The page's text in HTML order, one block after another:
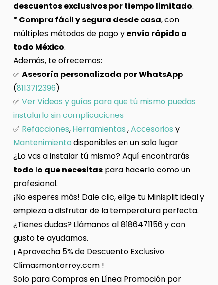
descuentos exclusivos por tiempo limitado.
* Compra fácil y segura desde casa, con
múltiples métodos de pago y envío rápido a
todo México.
Además, te ofrecemos:
✅ Asesoría personalizada por WhatsApp
(8113712396)
✅ Ver Videos y guías para que tú mismo puedas
instalarlo sin complicaciones
✅ Refacciones, Herramientas ,Accesorios y
Mantenimiento disponibles en un solo lugar
¿Lo vas a instalar tú mismo? Aquí encontrarás
todo lo que necesitas para hacerlo como un
profesional.
¡No esperes más! Dale clic, elige tu Minisplit ideal y
empieza a disfrutar de la temperatura perfecta.
¿Tienes dudas? Llámanos al 8186471156 y con
gusto te ayudamos.
¡ Aprovecha 5% de Descuento Exclusivo
Climasmonterrey.com !
Solo para Compras en Línea Promoción por